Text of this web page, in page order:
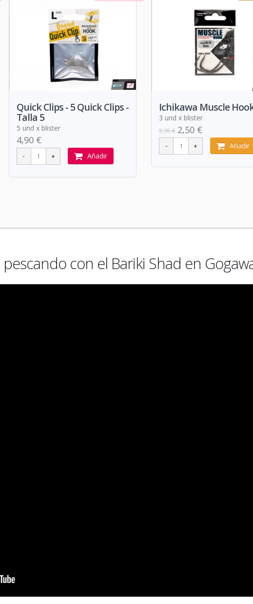
Quick Clips - 5 Quick Clips -
Talla 5
5 und x blister
4,90 €
Añadir
Ichikawa Muscle
3 und x blister
5,95 € 2,50 €
Añadir
pescando con el Bariki Shad en